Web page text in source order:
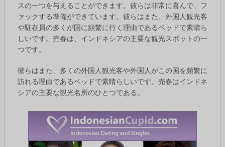
スの一つを与えることができます。彼らは非常に喜んで、フ
ァックする準備ができています。彼らはまた、外国人観光客
や駐在員の多くが国に頻繁に行く理由であるベッドで素晴ら
しいです。売春は、インドネシアの主要な観光スポットの一
つです。
彼らはまた、多くの外国人観光客や外国人がこの国を頻繁に
訪れる理由であるベッドで素晴らしいです。売春はインドネ
シアの主要な観光名所のひとつである。